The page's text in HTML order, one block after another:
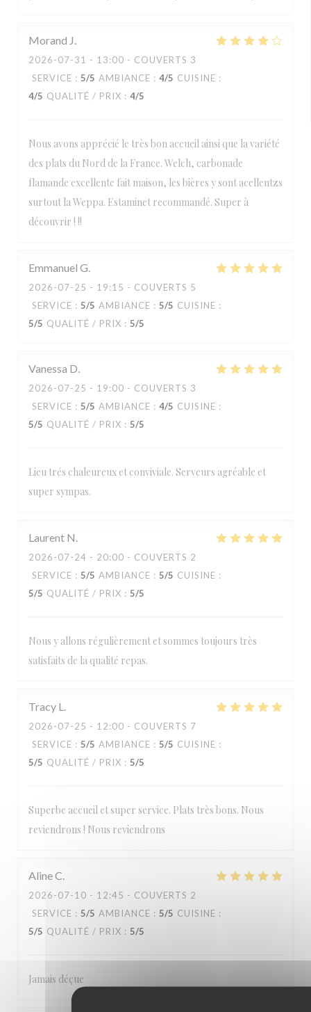
Morand J
2026-07-31 - 13:00 - COUVERTS 3
SERVICE : 5/5 AMBIANCE : 4/5 CUISINE :
4/5 QUALITÉ / PRIX : 4/5
Nous avons apprécié le très bon accueil ainsi que la variété
des plats du Nord de la France. Welch, carbonade
flamande excellente fait maison, les bières y sont acellentzs
surtout la Weppa. Estaminet recommandé. Super à
découvrir ! !!
Emmanuel G
2026-07-25 - 19:15 - COUVERTS 5
SERVICE : 5/5 AMBIANCE : 5/5 CUISINE :
5/5 QUALITÉ / PRIX : 5/5
Vanessa D
2026-07-25 - 19:00 - COUVERTS 3
SERVICE : 5/5 AMBIANCE : 4/5 CUISINE :
5/5 QUALITÉ / PRIX : 5/5
Lieu trés chaleureux et conviviale. Serveurs agréable et
super sympas.
Laurent N
2026-07-24 - 20:00 - COUVERTS 2
SERVICE : 5/5 AMBIANCE : 5/5 CUISINE :
5/5 QUALITÉ / PRIX : 5/5
Nous y allons régulièrement et sommes toujours très
satisfaits de la qualité repas.
Tracy L
2026-07-25 - 12:00 - COUVERTS 7
SERVICE : 5/5 AMBIANCE : 5/5 CUISINE :
5/5 QUALITÉ / PRIX : 5/5
Superbe accueil et super service. Plats très bons. Nous
reviendrons ! Nous reviendrons
AlineC
2026-07-10 - 12:45 - COUVERTS 2
SERVICE : 5/5 AMBIANCE : 5/5 CUISINE :
5/5 QUALITÉ / PRIX : 5/5
Jamais déçue